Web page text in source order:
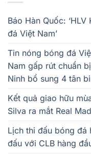
Báo Hàn Quốc:
đá Việt Nam’
Tin nóng bóng đá
Nam gấp rút chuẩn
Ninh bổ sung 4 tân
Kết quả giao hữu
Silva ra mắt Real
Lịch thi đấu bóng đá
đấu với CLB hàng